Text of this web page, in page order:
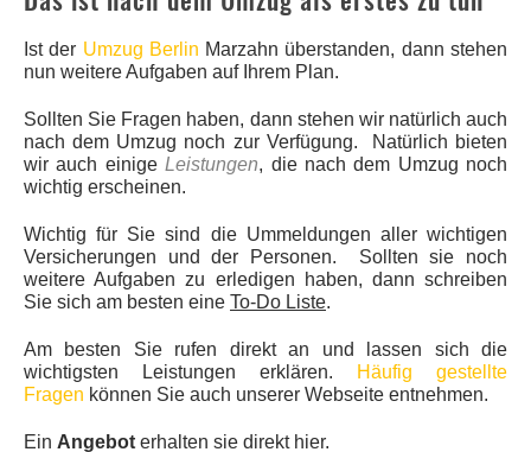
Ist der Umzug Berlin Marzahn überstanden, dann stehen
nun weitere Aufgaben auf Ihrem Plan.
Sollten Sie Fragen haben, dann stehen wir natürlich auch
nach dem Umzug noch zur Verfügung. Natürlich bieten
wir auch einigeLeistungen, die nach dem Umzug noch
wichtig erscheinen.
Wichtig für Sie sind die Ummeldungen aller wichtigen
Versicherungen und der Personen. Sollten sie noch
weitere Aufgaben zu erledigen haben, dann schreiben
Sie sich am besten eine To-Do Liste.
Am besten Sie rufen direkt an und lassen sich die
wichtigsten Leistungen erklären.
Häufig gestellte
Fragen können Sie auch unserer Webseite entnehmen.
Ein Angebot erhalten sie direkt hier.